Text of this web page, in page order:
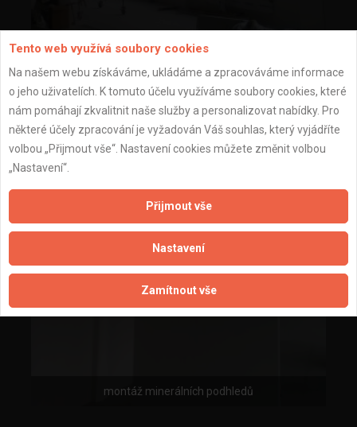
montáž minerálních podhledů
montáž minerálních podhledů
Tento web využívá soubory cookies
Na našem webu získáváme, ukládáme a zpracováváme informace
o jeho uživatelích. K tomuto účelu využíváme soubory cookies, které
nám pomáhají zkvalitnit naše služby a personalizovat nabídky. Pro
některé účely zpracování je vyžadován Váš souhlas, který vyjádříte
volbou „Přijmout vše“. Nastavení cookies můžete změnit volbou
„Nastavení“.
Přijmout vše
Nastavení
Zamítnout vše